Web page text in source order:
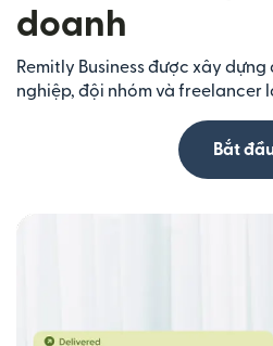
doanh
Remitly Business được xây
nghiệp, đội nhóm và freelancer
Bắt